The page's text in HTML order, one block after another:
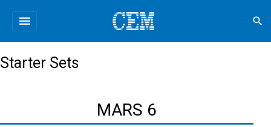
menu search
Starter Sets
MARS 6